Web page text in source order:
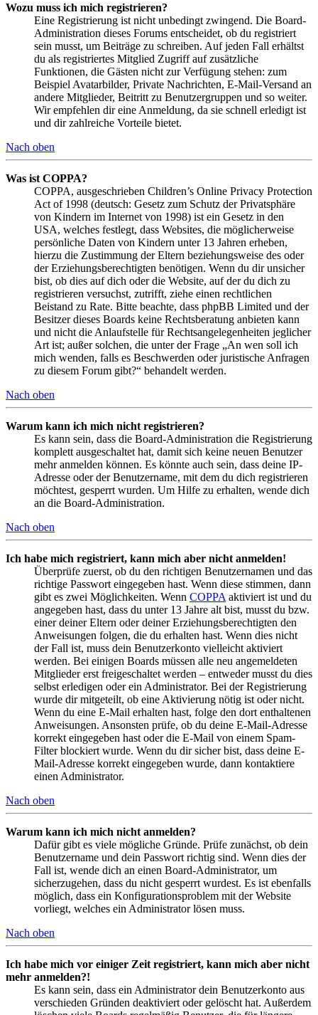
Wozu muss ich mich registrieren?
Eine Registrierung ist nicht unbedingt zwingend. Die Board-
Administration dieses Forums entscheidet, ob du registriert
sein musst, um Beiträge zu schreiben. Auf jeden Fall erhältst
du als registriertes Mitglied Zugriff auf zusätzliche
Funktionen, die Gästen nicht zur Verfügung stehen: zum
Beispiel Avatarbilder, Private Nachrichten, E-Mail-Versand an
andere Mitglieder, Beitritt zu Benutzergruppen und so weiter.
Wir empfehlen dir eine Anmeldung, da sie schnell erledigt ist
und dir zahlreiche Vorteile bietet.
Nach oben
Was ist COPPA?
COPPA, ausgeschrieben Children’s Online Privacy Protection
Act of 1998 (deutsch: Gesetz zum Schutz der Privatsphäre
von Kindern im Internet von 1998) ist ein Gesetz in den
USA, welches festlegt, dass Websites, die möglicherweise
persönliche Daten von Kindern unter 13 Jahren erheben,
hierzu die Zustimmung der Eltern beziehungsweise des oder
der Erziehungsberechtigten benötigen. Wenn du dir unsicher
bist, ob dies auf dich oder die Website, auf der du dich zu
registrieren versuchst, zutrifft, ziehe einen rechtlichen
Beistand zu Rate. Bitte beachte, dass phpBB Limited und der
Besitzer dieses Boards keine Rechtsberatung anbieten kann
und nicht die Anlaufstelle für Rechtsangelegenheiten jeglicher
Art ist; außer solchen, die unter der Frage „An wen soll ich
mich wenden, falls es Beschwerden oder juristische Anfragen
zu diesem Forum gibt?“ behandelt werden.
Nach oben
Warum kann ich mich nicht registrieren?
Es kann sein, dass die Board-Administration die Registrierung
komplett ausgeschaltet hat, damit sich keine neuen Benutzer
mehr anmelden können. Es könnte auch sein, dass deine IP-
Adresse oder der Benutzername, mit dem du dich registrieren
möchtest, gesperrt wurden. Um Hilfe zu erhalten, wende dich
an die Board-Administration.
Nach oben
Ich habe mich registriert, kann mich aber nicht anmelden!
Überprüfe zuerst, ob du den richtigen Benutzernamen und das
richtige Passwort eingegeben hast. Wenn diese stimmen, dann
gibt es zwei Möglichkeiten. Wenn COPPA aktiviert ist und du
angegeben hast, dass du unter 13 Jahre alt bist, musst du bzw.
einer deiner Eltern oder deiner Erziehungsberechtigten den
Anweisungen folgen, die du erhalten hast. Wenn dies nicht
der Fall ist, muss dein Benutzerkonto vielleicht aktiviert
werden. Bei einigen Boards müssen alle neu angemeldeten
Mitglieder erst freigeschaltet werden – entweder musst du dies
selbst erledigen oder ein Administrator. Bei der Registrierung
wurde dir mitgeteilt, ob eine Aktivierung nötig ist oder nicht.
Wenn du eine E-Mail erhalten hast, folge den dort enthaltenen
Anweisungen. Ansonsten prüfe, ob du deine E-Mail-Adresse
korrekt eingegeben hast oder die E-Mail von einem Spam-
Filter blockiert wurde. Wenn du dir sicher bist, dass deine E-
Mail-Adresse korrekt eingegeben wurde, dann kontaktiere
einen Administrator.
Nach oben
Warum kann ich mich nicht anmelden?
Dafür gibt es viele mögliche Gründe. Prüfe zunächst, ob dein
Benutzername und dein Passwort richtig sind. Wenn dies der
Fall ist, wende dich an einen Board-Administrator, um
sicherzugehen, dass du nicht gesperrt wurdest. Es ist ebenfalls
möglich, dass ein Konfigurationsproblem mit der Website
vorliegt, welches ein Administrator lösen muss.
Nach oben
Ich habe mich vor einiger Zeit registriert, kann mich aber nicht
mehr anmelden?!
Es kann sein, dass ein Administrator dein Benutzerkonto aus
verschieden Gründen deaktiviert oder gelöscht hat. Außerdem